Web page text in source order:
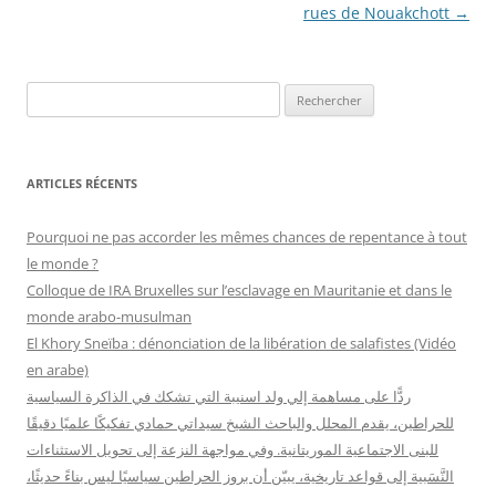
rues de Nouakchott →
e
h
r
c
h
r
ARTICLES RÉCENTS
Pourquoi ne pas accorder les mêmes chances de repentance à tout
le monde ?
Colloque de IRA Bruxelles sur l’esclavage en Mauritanie et dans le
monde arabo-musulman
El Khory Sneïba : dénonciation de la libération de salafistes (Vidéo
en arabe)
ردًّا على مساهمة إلي ولد اسنيبة التي تشكك في الذاكرة السياسية
للحراطين، يقدم المحلل والباحث الشيخ سيداتي حمادي تفكيكًا علميًا دقيقًا
للبنى الاجتماعية الموريتانية. وفي مواجهة النزعة إلى تحويل الاستثناءات
النَّسَبية إلى قواعد تاريخية، يبيّن أن بروز الحراطين سياسيًا ليس بناءً حديثًا،